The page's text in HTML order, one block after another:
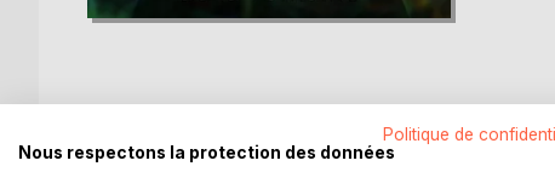
DESCRIPTION AUTEUR(S) CRITIQUES
Politique de
Nous respectons la protection des données